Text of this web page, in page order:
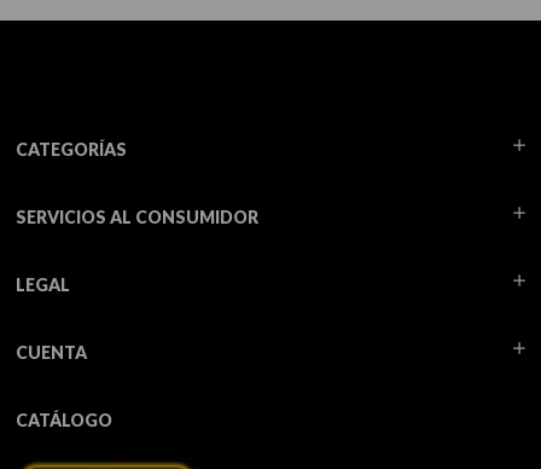
CATEGORÍAS
SERVICIOS AL CONSUMIDOR
LEGAL
CUENTA
CATÁLOGO